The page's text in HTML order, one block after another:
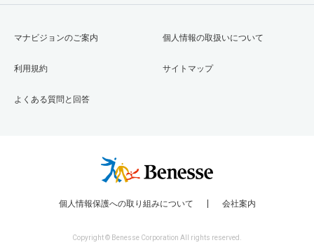
マナビジョンのご案内
利用規約
よくある質問と回答
個人情報の取扱いについて
サイトマップ
個人情報保護への取り組みについて 会社案内
Copyright © Benesse Corporation All rights reserved.